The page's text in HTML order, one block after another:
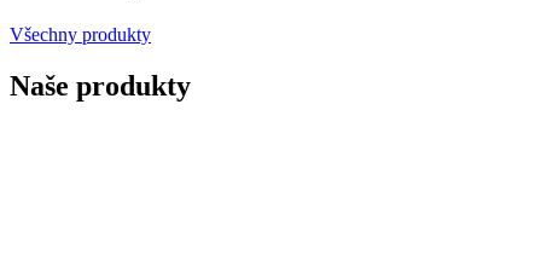
Všechny produkty
Naše produkty